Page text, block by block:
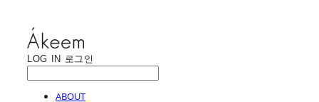
LOG IN 로그인
ABOUT